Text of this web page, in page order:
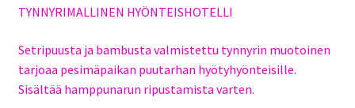
TYNNYRIMALLINEN HYÖNTEISHOTELLI
Setripuusta ja bambusta valmistettu tynnyrin muotoinen
tarjoaa pesimäpaikan puutarhan hyötyhyönteisille.
Sisältää hamppunarun ripustamista varten.